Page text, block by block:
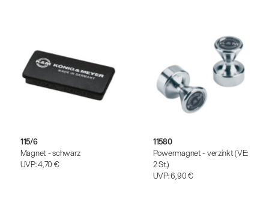
115/6
Magnet - schwarz
UVP:4,70 €
11580
Powermagnet - verzinkt (VE:
2 St.)
UVP:6,90 €